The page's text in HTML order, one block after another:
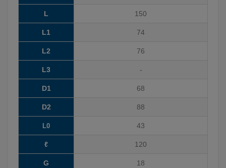
L 150
L1 74
L2 76
L3 -
D1 68
D2 88
L0 43
ℓ 120
G
18